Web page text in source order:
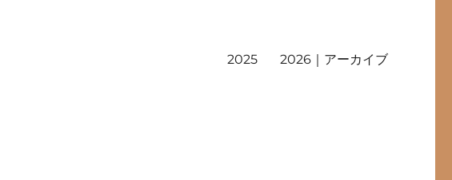
2025 2026｜アーカイブ